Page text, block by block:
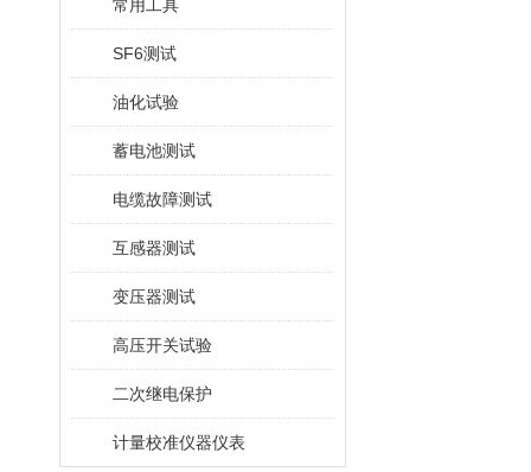
常用工具
SF6测试
油化试验
蓄电池测试
电缆故障测试
互感器测试
变压器测试
高压开关试验
二次继电保护
计量校准仪器仪表